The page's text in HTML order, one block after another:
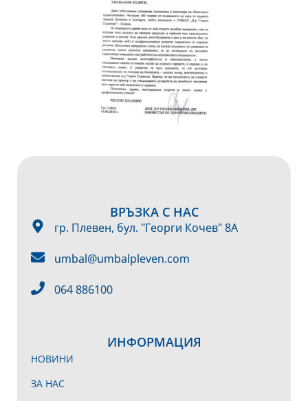
ИНФОРМАЦИЯ
НОВИНИ
ЗА НАС
ВРЪЗКА С НАС
гр. Плевен, бул. "Георги Кочев" 8А
umbal@umbalpleven.com
064 886100